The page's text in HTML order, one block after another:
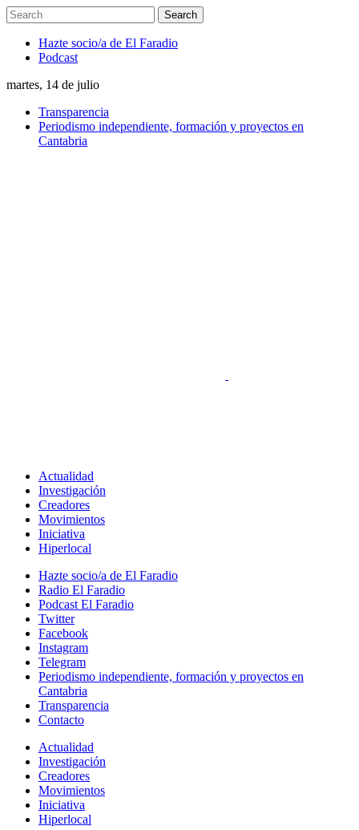
Hazte socio/a de El Faradio
Podcast
martes, 14 de julio
Transparencia
Periodismo independiente, formación y proyectos en
Cantabria
Actualidad
Investigación
Creadores
Movimientos
Iniciativa
Hiperlocal
Hazte socio/a de El Faradio
Radio El Faradio
Podcast El Faradio
Twitter
Facebook
Instagram
Telegram
Periodismo independiente, formación y proyectos en
Cantabria
Transparencia
Contacto
Actualidad
Investigación
Creadores
Movimientos
Iniciativa
Hiperlocal